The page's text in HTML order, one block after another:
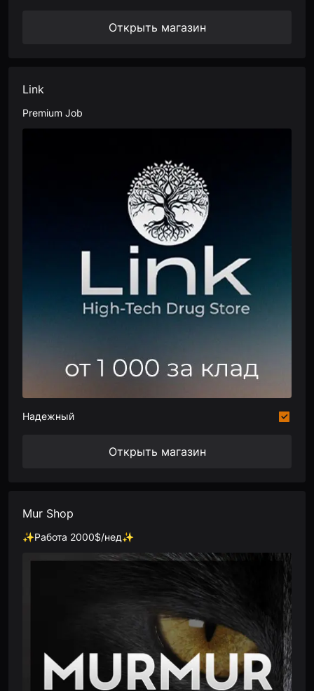
Открыть магазин
Link
Premium Job
Надежный
Открыть магазин
Mur Shop
✨Работа 2000$/нед✨